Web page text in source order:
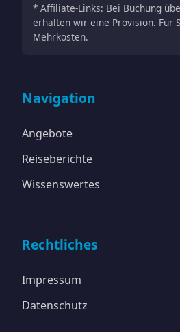
* Affiliate-Links: Bei Buchung
erhalten wir eine Provision. Für
Mehrkosten.
Navigation
Angebote
Reiseberichte
Wissenswertes
Rechtliches
Impressum
Datenschutz